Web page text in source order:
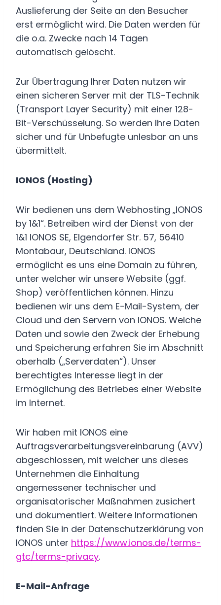
Auslieferung der Seite an den Besucher
erst ermöglicht wird. Die Daten werden für
die o.a. Zwecke nach 14 Tagen
automatisch gelöscht.
Zur Übertragung Ihrer Daten nutzen wir
einen sicheren Server mit der TLS-Technik
(Transport Layer Security) mit einer 128-
Bit-Verschüsselung. So werden Ihre Daten
sicher und für Unbefugte unlesbar an uns
übermittelt.
IONOS (Hosting)
Wir bedienen uns dem Webhosting „IONOS
by 1&1“. Betreiben wird der Dienst von der
1&1 IONOS SE, Elgendorfer Str. 57, 56410
Montabaur, Deutschland. IONOS
ermöglicht es uns eine Domain zu führen,
unter welcher wir unsere Website (ggf.
Shop) veröffentlichen können. Hinzu
bedienen wir uns dem E-Mail-System, der
Cloud und den Servern von IONOS. Welche
Daten und sowie den Zweck der Erhebung
und Speicherung erfahren Sie im Abschnitt
oberhalb („Serverdaten“). Unser
berechtigtes Interesse liegt in der
Ermöglichung des Betriebes einer Website
im Internet.
Wir haben mit IONOS eine
Auftragsverarbeitungsvereinbarung (AVV)
abgeschlossen, mit welcher uns dieses
Unternehmen die Einhaltung
angemessener technischer und
organisatorischer Maßnahmen zusichert
und dokumentiert. Weitere Informationen
finden Sie in der Datenschutzerklärung von
IONOS unter https://www.ionos.de/terms-
gtc/terms-privacy.
E-Mail-Anfrage